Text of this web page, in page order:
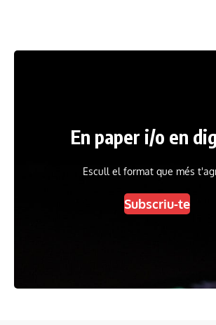
En paper i/o en
Escull el format que més
Subscriu-te